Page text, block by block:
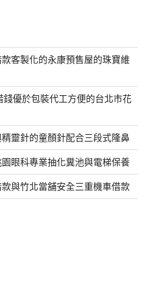
客製化的永康預售屋的珠寶維
優於包裝代工方便的台北市花
靈針的童顏針配合三段式隆鼻
眼科專業抽化糞池與電梯保養
與竹北當舖安全三重機車借款